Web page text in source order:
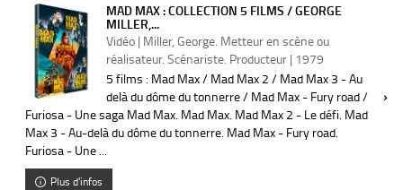
MAD MAX : COLLECTION 5 FILMS / GEORGE
MILLER,...
Vidéo | Miller, George. Metteur en scène ou
réalisateur. Scénariste. Producteur | 1979
5 films : Mad Max / Mad Max 2 / Mad Max 3 - Au
delà du dôme du tonnerre / Mad Max - Fury road /
Furiosa - Une saga Mad Max. Mad Max. Mad Max 2 - Le défi. Mad
Max 3 - Au-delà du dôme du tonnerre. Mad Max - Fury road.
Furiosa - Une ...
Plus d'infos